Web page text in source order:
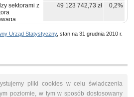
sektorami z
49 123 742,73 zł 0,2%
prawnych 46 931 449,88 zł
0,2%
Urząd Statystyczny, stan na 31 grudnia 2010 r.
pliki cookies w celu świadczenia
poziomie, w tym w sposób dostosowany